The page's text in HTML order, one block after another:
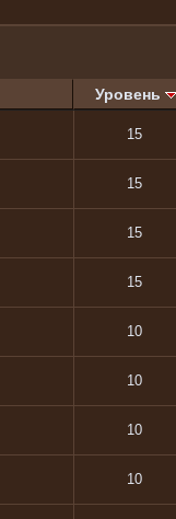
Уровень
15
15
15
15
10
10
10
10